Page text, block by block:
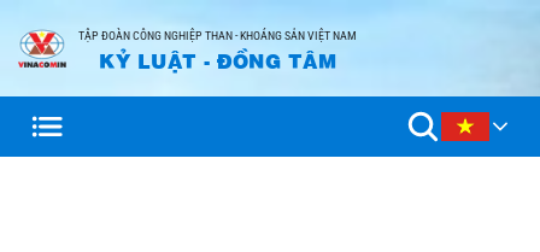
TẬP ĐOÀN CÔNG NGHIỆP THAN - KHOÁNG SẢN VIỆT NAM
KỶ LUẬT - ĐỒNG TÂM